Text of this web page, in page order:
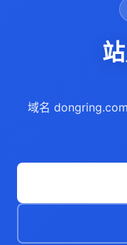
域名